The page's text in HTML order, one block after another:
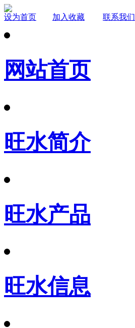
设为首页 加入收藏 联系我们
网站首页
旺水简介
旺水产品
旺水信息